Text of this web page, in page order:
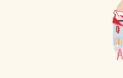
Traiteurs / Food-